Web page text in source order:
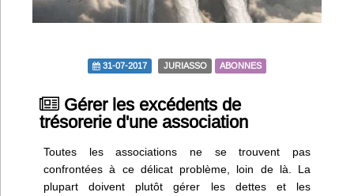
Abo Lettrasso
Désabo Lettrasso
Nous contacter
31-07-2017 JURIASSO ABONNES
Gérer les excédents de
trésorerie d'une association
Toutes les associations ne se trouvent pas
confrontées à ce délicat problème, loin de là. La
plupart doivent plutôt gérer les dettes et les